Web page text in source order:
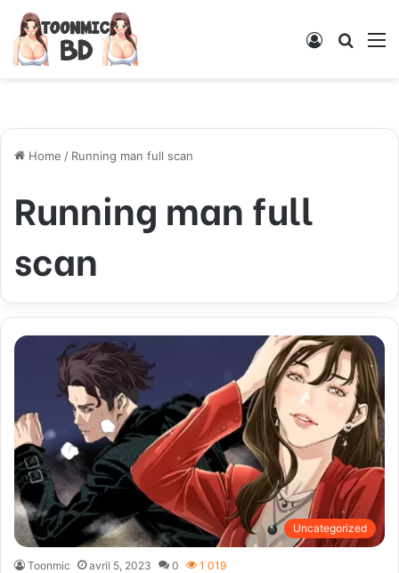
Log
Home / Running man full scan
Running man full
scan
Uncategorized
Toonmic avril 5, 2023 0 1 019